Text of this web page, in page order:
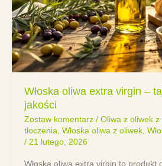
Włoska oliwa extra virgin –
jakości
Zostaw komentarz / Oliwa z oliwek
tłoczenia Włoska oliwa z oliwek,
/ 21 lutego, 2026
Włoska oliwa extra virgin to produkt